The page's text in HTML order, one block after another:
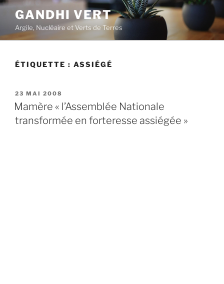
Aller
contenu
principal
GANDHI VERT
Argile, Nucléaire et Verts de Terres
ÉTIQUETTE : ASSIÉGÉ
PUBLIÉ
LE
23 MAI 2008
Mamère « l’Assemblée Nationale
transformée en forteresse assiégée »